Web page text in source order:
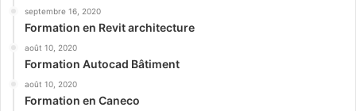
septembre 16, 2020
Formation en Revit architecture
août 10, 2020
Formation Autocad Bâtiment
août 10, 2020
Formation en Caneco